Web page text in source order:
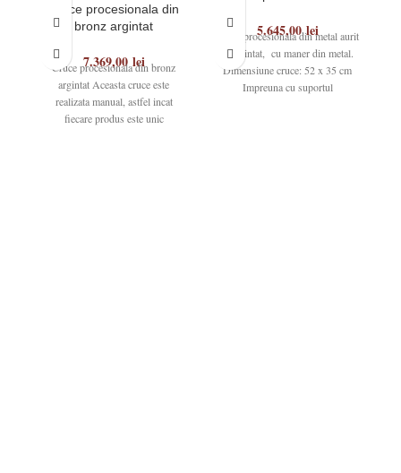
Cruce procesionala din
bronz argintat
7.369,00lei
Cruce procesionala din bronz
argintat Aceasta cruce este
realizata manual, astfel incat
fiecare produs este unic
5.645,00lei
Cruce procesionala din metal aurit
si argintat, cu maner din metal.
Dimensiune cruce: 52 x 35 cm
Impreuna cu suportul